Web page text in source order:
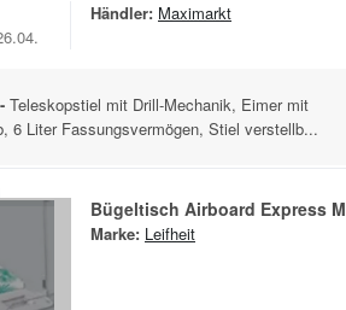
Händler: Maximarkt
Teleskopstiel mit Drill-Mechanik, Eimer mit
6 Liter Fassungsvermögen, Stiel verstellb...
Bügeltisch Airboard Express M
Marke: Leifheit